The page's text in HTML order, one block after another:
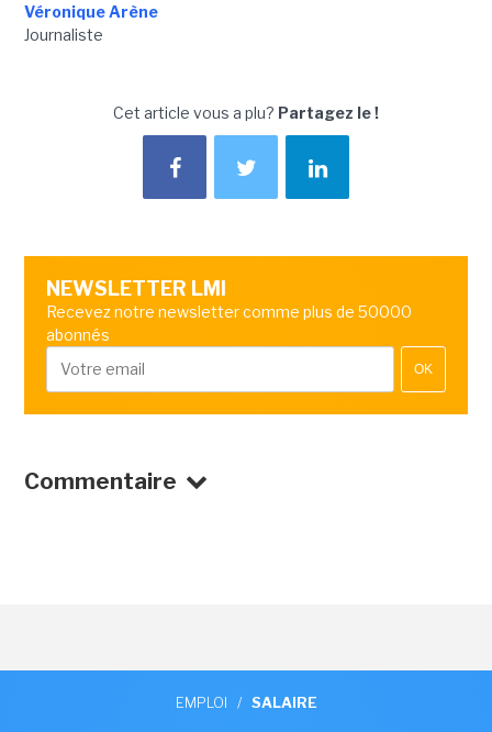
Véronique Arène
Journaliste
Cet article vous a plu? Partagez le !
NEWSLETTER LMI
Recevez notre newsletter comme plus de 50000
abonnés
OK
Commentaire
EMPLOI / SALAIRE